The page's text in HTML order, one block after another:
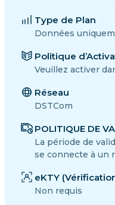
Type de Plan
Données
Politique
Veuillez activer
Réseau
DSTCom
POLITIQUE DE
La période de
se connecte à un
eKTY
Non requis